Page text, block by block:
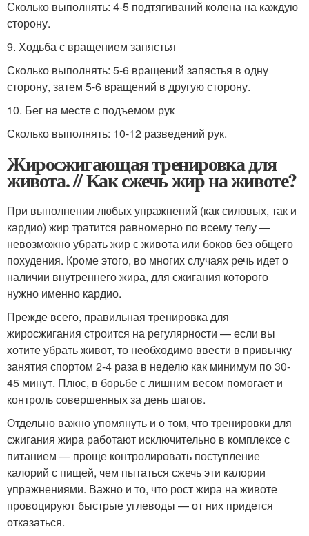
Сколько выполнять: 4-5 подтягиваний колена на каждую
сторону.
9. Ходьба с вращением запястья
Сколько выполнять: 5-6 вращений запястья в одну
сторону, затем 5-6 вращений в другую сторону.
10. Бег на месте с подъемом рук
Сколько выполнять: 10-12 разведений рук.
Жиросжигающая тренировка для
живота. // Как сжечь жир на животе?
При выполнении любых упражнений (как силовых, так и
кардио) жир тратится равномерно по всему телу —
невозможно убрать жир с живота или боков без общего
похудения. Кроме этого, во многих случаях речь идет о
наличии внутреннего жира, для сжигания которого
нужно именно кардио.
Прежде всего, правильная тренировка для
жиросжигания строится на регулярности — если вы
хотите убрать живот, то необходимо ввести в привычку
занятия спортом 2-4 раза в неделю как минимум по 30-
45 минут. Плюс, в борьбе с лишним весом помогает и
контроль совершенных за день шагов.
Отдельно важно упомянуть и о том, что тренировки для
сжигания жира работают исключительно в комплексе с
питанием — проще контролировать поступление
калорий с пищей, чем пытаться сжечь эти калории
упражнениями. Важно и то, что рост жира на животе
провоцируют быстрые углеводы — от них придется
отказаться.